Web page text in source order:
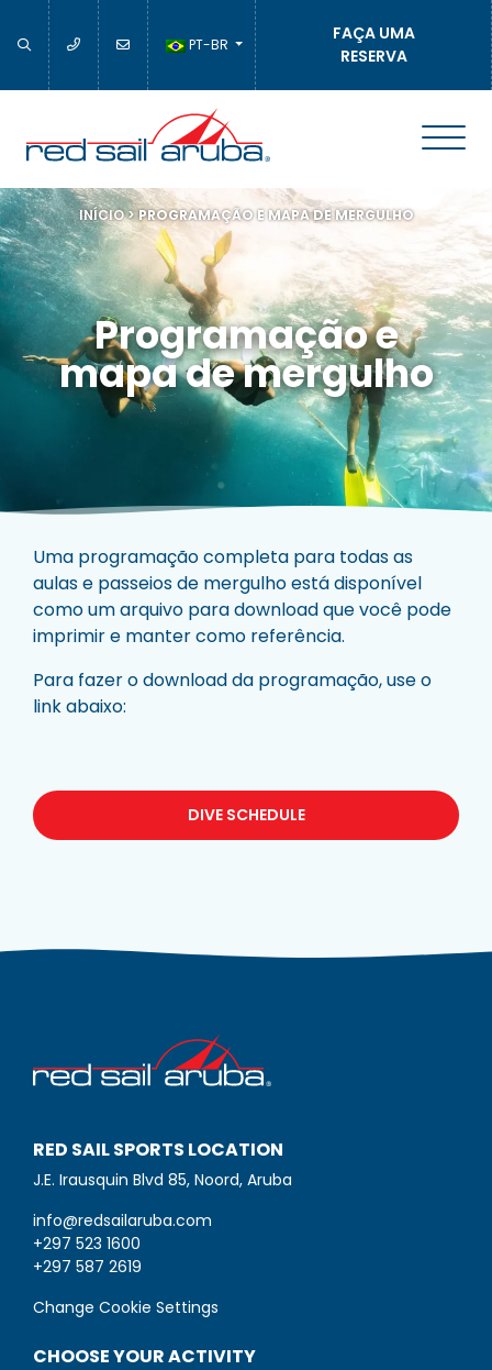
PT-BR
FAÇA UMA
RESERVA
INÍCIO>PROGRAMAÇÃO E MAPA DE MERGULHO
Programação e
mapa de mergulho
Uma programação completa para todas as
aulas e passeios de mergulho está disponível
como um arquivo para download que você pode
imprimir e manter como referência.
Para fazer o download da programação, use o
link abaixo:
DIVE SCHEDULE
RED SAIL SPORTS LOCATION
J.E. Irausquin Blvd 85, Noord, Aruba
info@redsailaruba.com
+297 523 1600
+297 587 2619
Change Cookie Settings
CHOOSE YOUR ACTIVITY